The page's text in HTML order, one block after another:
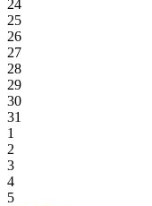
24
25
26
27
28
29
30
31
1
2
3
4
5